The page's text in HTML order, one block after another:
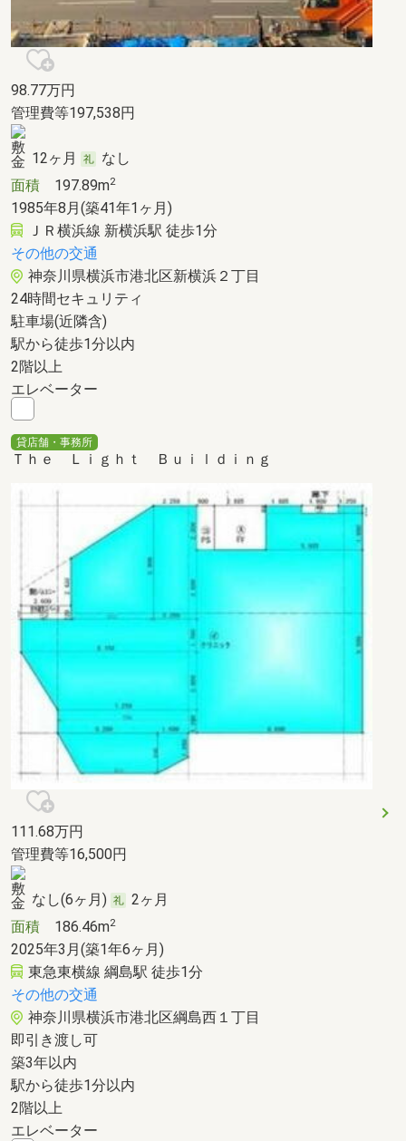
98.77万円
管理費等197,538円
12ヶ月
なし
面積 197.89m2
1985年8月(築41年1ヶ月)
ＪＲ横浜線 新横浜駅 徒歩1分
その他の交通
神奈川県横浜市港北区新横浜２丁目
24時間セキュリティ
駐車場(近隣含)
駅から徒歩1分以内
2階以上
エレベーター
貸店舗・事務所
Ｔｈｅ Ｌｉｇｈｔ Ｂｕｉｌｄｉｎｇ
111.68万円
管理費等16,500円
なし(6ヶ月)
2ヶ月
面積 186.46m2
2025年3月(築1年6ヶ月)
東急東横線 綱島駅 徒歩1分
その他の交通
神奈川県横浜市港北区綱島西１丁目
即引き渡し可
築3年以内
駅から徒歩1分以内
2階以上
エレベーター